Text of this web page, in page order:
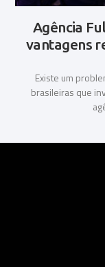
Agência
vantagens
Existe um
brasileiras que